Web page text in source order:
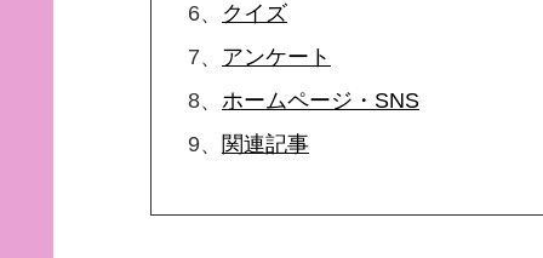
6、 クイズ
7、 アンケート
8、 ホームページ・SNS
9、 関連記事